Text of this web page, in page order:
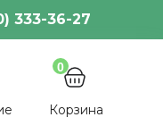
333-36-27
0
Корзина